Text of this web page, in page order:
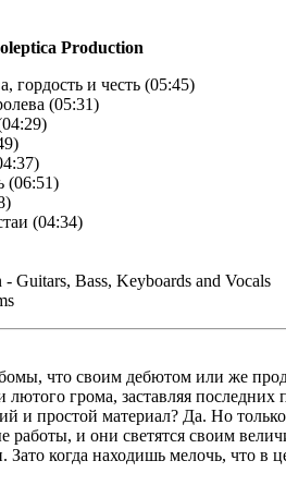
Production
гордость и честь (05:45)
(05:31)
(06:51)
(04:34)
Guitars, Bass, Keyboards and Vocals
что своим дебютом или же
грома, заставляя
и простой материал? Да. Но
работы, и они светятся своим
когда находишь мелочь, что в